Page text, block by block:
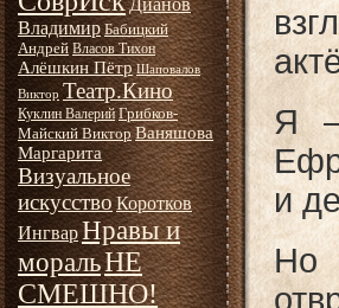
Дианов
Владимир Бабицкий
Андрей Власов Тихон
Алёшкин Пётр Шаповалов
Виктор Театр.Кино
Куклин Валерий Грибков-
Майский Виктор Ваняшова
Маргарита
Визуальное
искусствоКоротков
ИнгварНравы и
моральНЕ
СМЕШНО!
Я –
и
Но